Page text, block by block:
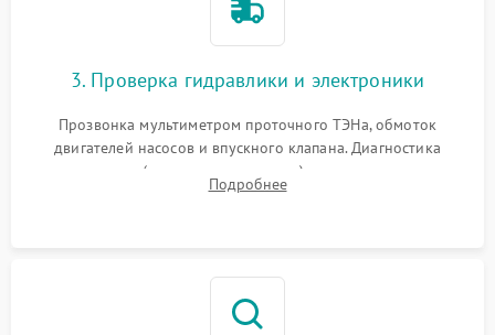
3. Проверка гидравлики и электроники
Прозвонка мультиметром проточного ТЭНа, обмоток
двигателей насосов и впускного клапана. Диагностика
прессостата (датчика уровня воды), датчика мутности,
концевика дверцы и электронного модуля управления.
Подробнее